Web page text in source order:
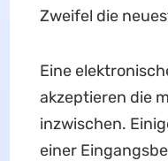
Zweifel die
Eine
akzeptieren die
inzwischen.
einer